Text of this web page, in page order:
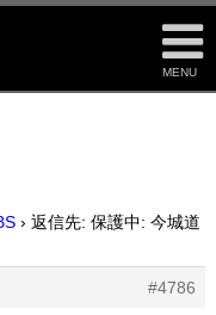
MENU
› 返信先: 保護中: 今城道
#4786